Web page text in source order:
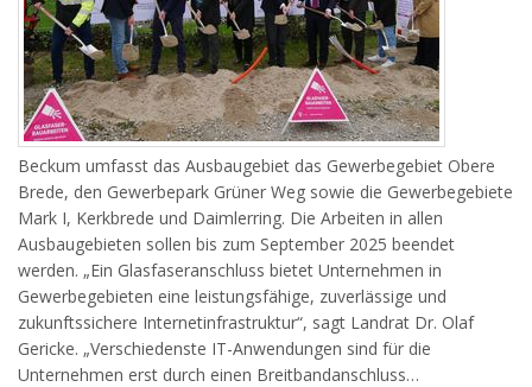
Beckum umfasst das Ausbaugebiet das Gewerbegebiet Obere
Brede, den Gewerbepark Grüner Weg sowie die Gewerbegebiete
Mark I, Kerkbrede und Daimlerring. Die Arbeiten in allen
Ausbaugebieten sollen bis zum September 2025 beendet
werden. „Ein Glasfaseranschluss bietet Unternehmen in
Gewerbegebieten eine leistungsfähige, zuverlässige und
zukunftssichere Internetinfrastruktur“, sagt Landrat Dr. Olaf
Gericke. „Verschiedenste IT-Anwendungen sind für die
Unternehmen erst durch einen Breitbandanschluss…